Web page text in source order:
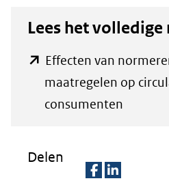
Lees het
Effecten van
maatregelen op
consumenten
Delen